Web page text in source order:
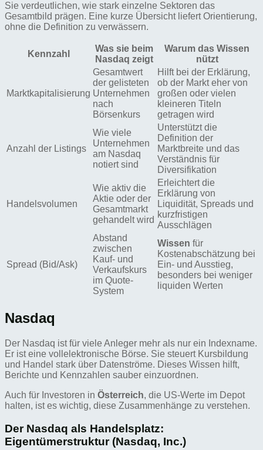
Sie verdeutlichen, wie stark einzelne Sektoren das
Gesamtbild prägen. Eine kurze Übersicht liefert Orientierung,
ohne die Definition zu verwässern.
Kennzahl
Was sie beim
Nasdaq zeigt
Warum das Wissen
nützt
Marktkapitalisierung
Gesamtwert
der gelisteten
Unternehmen
nach
Börsenkurs
Hilft bei der Erklärung,
ob der Markt eher von
großen oder vielen
kleineren Titeln
getragen wird
Anzahl der Listings
Wie viele
Unternehmen
am Nasdaq
notiert sind
Unterstützt die
Definition der
Marktbreite und das
Verständnis für
Diversifikation
Handelsvolumen
Wie aktiv die
Aktie oder der
Gesamtmarkt
gehandelt wird
Erleichtert die
Erklärung von
Liquidität, Spreads und
kurzfristigen
Ausschlägen
Spread (Bid/Ask)
Abstand
zwischen
Kauf- und
Verkaufskurs
im Quote-
System
Wissen für
Kostenabschätzung bei
Ein- und Ausstieg,
besonders bei weniger
liquiden Werten
Nasdaq
Der Nasdaq ist für viele Anleger mehr als nur ein Indexname.
Er ist eine vollelektronische Börse. Sie steuert Kursbildung
und Handel stark über Datenströme. Dieses Wissen hilft,
Berichte und Kennzahlen sauber einzuordnen.
Auch für Investoren in Österreich, die US-Werte im Depot
halten, ist es wichtig, diese Zusammenhänge zu verstehen.
Der Nasdaq als Handelsplatz:
Eigentümerstruktur (Nasdaq, Inc.)